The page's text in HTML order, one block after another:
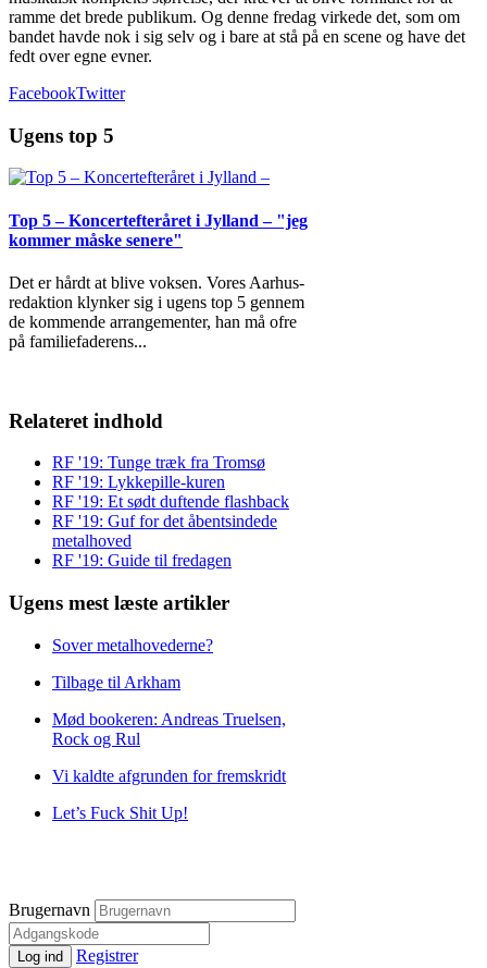
ramme det brede publikum. Og denne fredag virkede det, som om
bandet havde nok i sig selv og i bare at stå på en scene og have det
fedt over egne evner.
FacebookTwitter
Ugens top 5
Top 5 – Koncertefteråret i Jylland – "jeg
kommer måske senere"
Det er hårdt at blive voksen. Vores Aarhus-
redaktion klynker sig i ugens top 5 gennem
de kommende arrangementer, han må ofre
på familiefaderens...
Relateret indhold
RF '19: Tunge træk fra Tromsø
RF '19: Lykkepille-kuren
RF '19: Et sødt duftende flashback
RF '19: Guf for det åbentsindede
metalhoved
RF '19: Guide til fredagen
Ugens mest læste artikler
Sover metalhovederne?
Tilbage til Arkham
Mød bookeren: Andreas Truelsen,
Rock og Rul
Vi kaldte afgrunden for fremskridt
Let’s Fuck Shit Up!
Brugernavn
Log ind
Registrer